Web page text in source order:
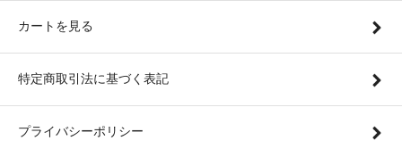
カートを見る
特定商取引法に基づく表記
プライバシーポリシー